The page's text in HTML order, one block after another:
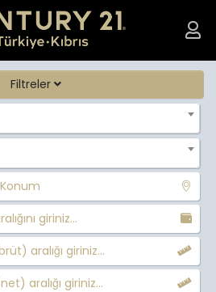
Filtreler
Konum
giriniz...
aralığı giriniz...
aralığı giriniz...